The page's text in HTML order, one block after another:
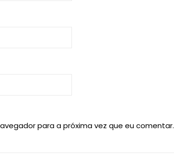
para a próxima vez que eu comentar.